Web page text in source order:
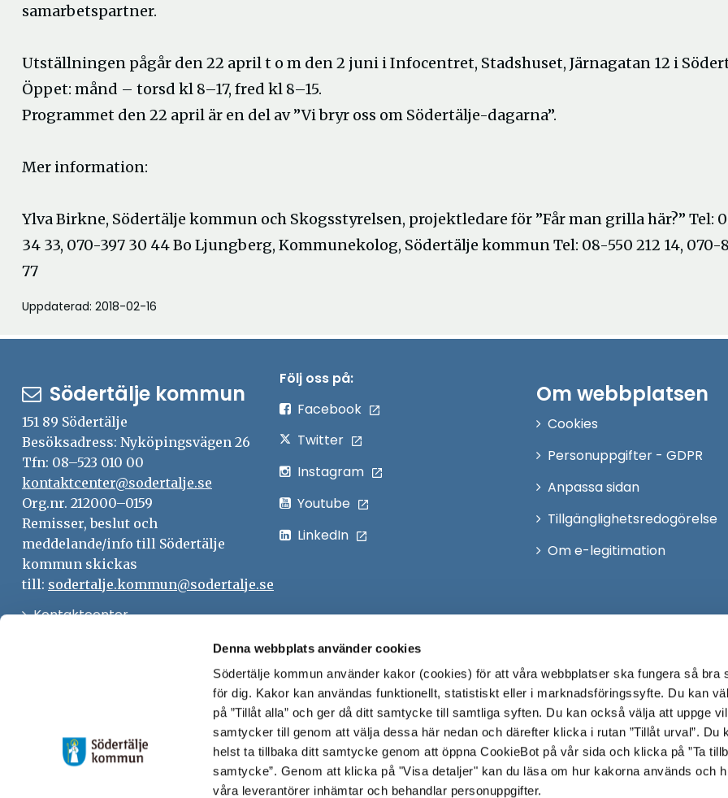
Denna webbplats använder cookies
Södertälje kommun använder kakor (cookies) för att våra webbplatser ska fungera så bra
för dig. Kakor kan användas funktionellt, statistiskt eller i marknadsföringssyfte. Du kan
på ”Tillåt alla” och ger då ditt samtycke till samtliga syften. Du kan också välja att uppge
samtycker till genom att välja dessa här nedan och därefter klicka i rutan ”Tillåt urval”. Du
helst ta tillbaka ditt samtycke genom att öppna CookieBot på vår sida och klicka på ”Ta
samtycke”. Genom att klicka på "Visa detaljer" kan du läsa om hur kakorna används och
våra leverantörer inhämtar och behandlar personuppgifter.
samarbetspartner.
Utställningen pågår den 22 april t o m den 2 juni i Infocentret, Stadshuset, Järnagatan 12 i
Öppet: månd – torsd kl 8–17, fred kl 8–15.
Programmet den 22 april är en del av ”Vi bryr oss om Södertälje-dagarna”.
Mer information:
Ylva Birkne, Södertälje kommun och Skogsstyrelsen, projektledare för ”Får man grilla här?” Tel:
34 33, 070-397 30 44 Bo Ljungberg, Kommunekolog, Södertälje kommun Tel: 08-550 212 14, 070-
77
Uppdaterad: 2018-02-16
Södertälje kommun
151 89 Södertälje
Besöksadress: Nyköpingsvägen 26
Tfn: 08–523 010 00
kontaktcenter@sodertalje.se
Org.nr. 212000–0159
Remisser, beslut och
meddelande/info till Södertälje
kommun skickas
till: sodertalje.kommun@sodertalje.se
KontaktcenterÖppna
fönster
Anslagstavla
Skicka faktura till Södertälje
Följ oss på:
Facebook
Twitter
Instagram
Youtube
LinkedIn
Om webbplatsen
Cookies
Personuppgifter - GDPR
Anpassa sidan
Tillgänglighetsredogörelse
Om e-legitimation